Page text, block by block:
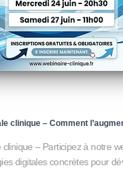
clinique – Comment
– Participez à notre
digitales concrètes pour